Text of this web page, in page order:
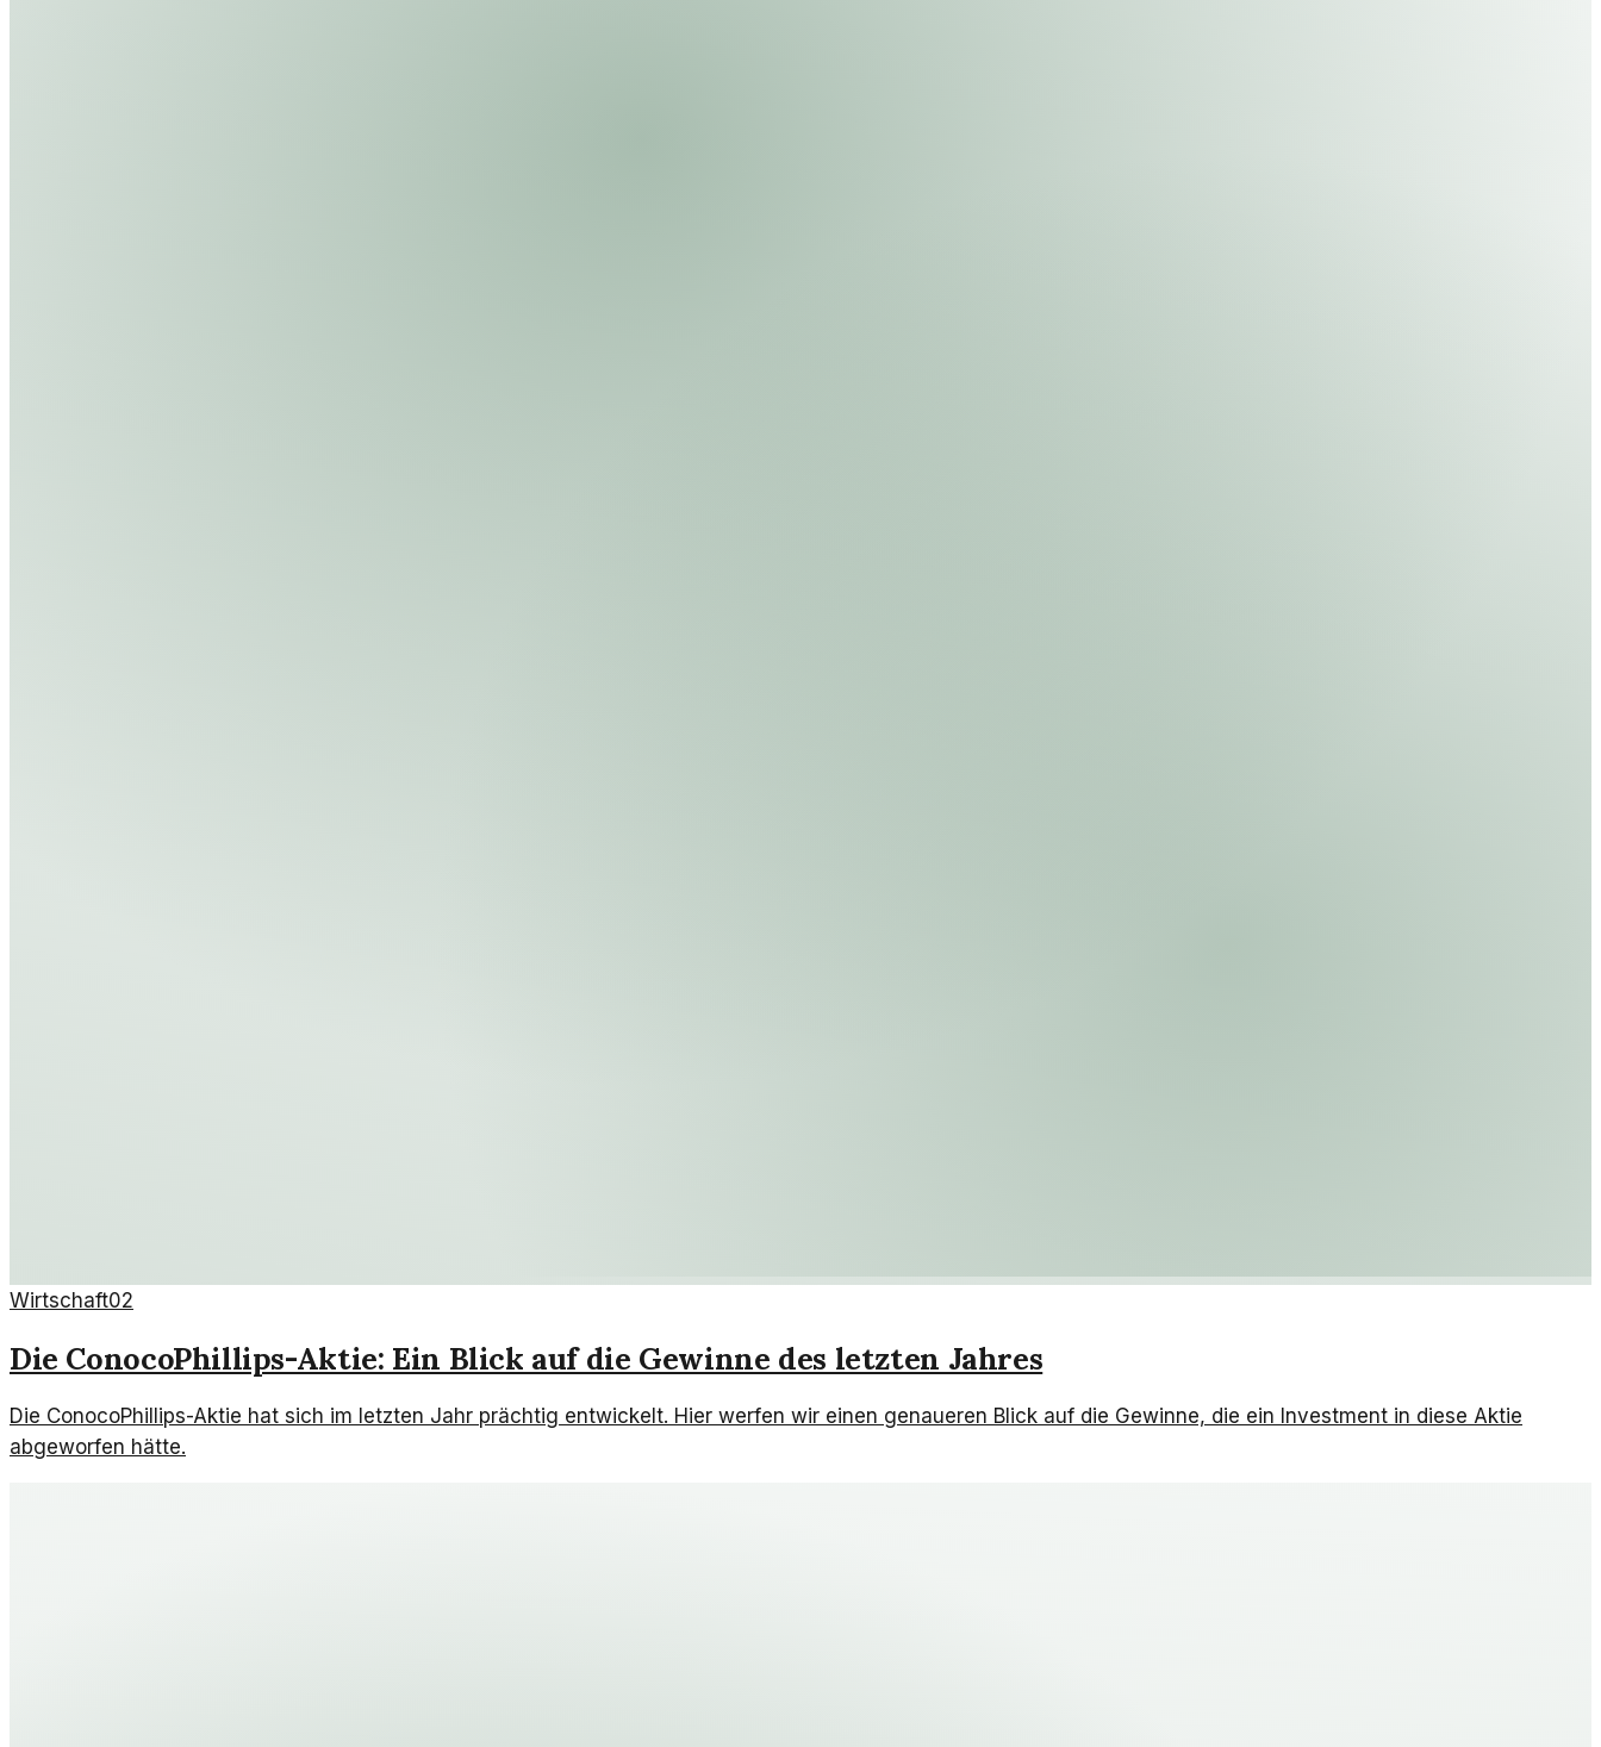
Wirtschaft02
Die ConocoPhillips-Aktie: Ein Blick auf die Gewinne des letzten Jahres
Die ConocoPhillips-Aktie hat sich im letzten Jahr prächtig entwickelt. Hier werfen wir einen genaueren Blick auf die Gewinne, die ein Investment in diese Aktie
abgeworfen hätte.